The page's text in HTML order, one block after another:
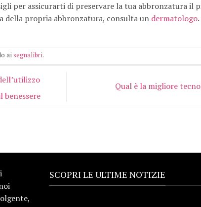
per assicurarti di preservare la tua abbronzatura il
della propria abbronzatura, consulta un dermatologo.
aisegnalibri.
benessere
Qual è la migliore
SCOPRI LE ULTIME NOTIZIE